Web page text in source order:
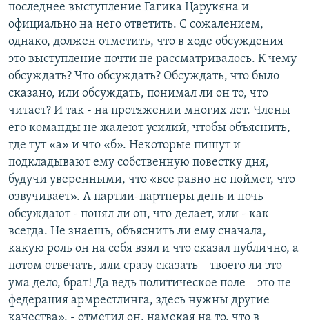
последнее выступление Гагика Царукяна и
официально на него ответить. С сожалением,
однако, должен отметить, что в ходе обсуждения
это выступление почти не рассматривалось. К чему
обсуждать? Что обсуждать? Обсуждать, что было
сказано, или обсуждать, понимал ли он то, что
читает? И так - на протяжении многих лет. Члены
его команды не жалеют усилий, чтобы объяснить,
где тут «а» и что «б». Некоторые пишут и
подкладывают ему собственную повестку дня,
будучи уверенными, что «все равно не поймет, что
озвучивает». А партии-партнеры день и ночь
обсуждают - понял ли он, что делает, или - как
всегда. Не знаешь, объяснить ли ему сначала,
какую роль он на себя взял и что сказал публично, а
потом отвечать, или сразу сказать – твоего ли это
ума дело, брат! Да ведь политическое поле – это не
федерация армрестлинга, здесь нужны другие